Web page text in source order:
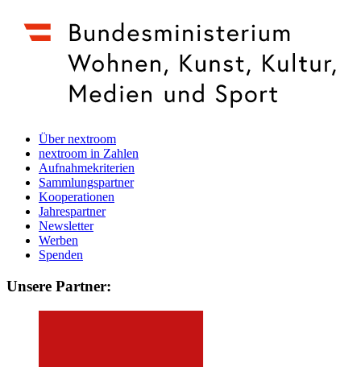
Über nextroom
nextroom in Zahlen
Aufnahmekriterien
Sammlungspartner
Kooperationen
Jahrespartner
Newsletter
Werben
Spenden
Unsere Partner: